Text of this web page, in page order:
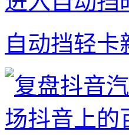
自动挡轻